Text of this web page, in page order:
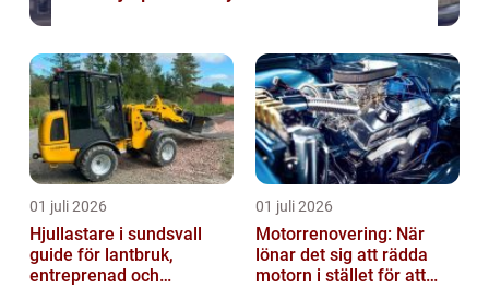
01 juli 2026
Hjullastare i sundsvall
guide för lantbruk,
entreprenad och
01 juli 2026
Motorrenovering: När
lönar det sig att rädda
motorn i stället för att